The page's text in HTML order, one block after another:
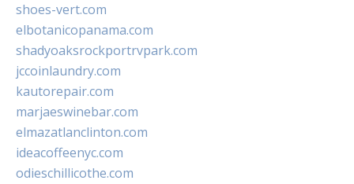
shoes-vert.com
elbotanicopanama.com
shadyoaksrockportrvpark.com
jccoinlaundry.com
kautorepair.com
marjaeswinebar.com
elmazatlanclinton.com
ideacoffeenyc.com
odieschillicothe.com